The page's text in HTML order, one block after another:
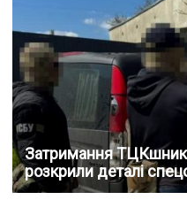
Затримання
розкрили деталі